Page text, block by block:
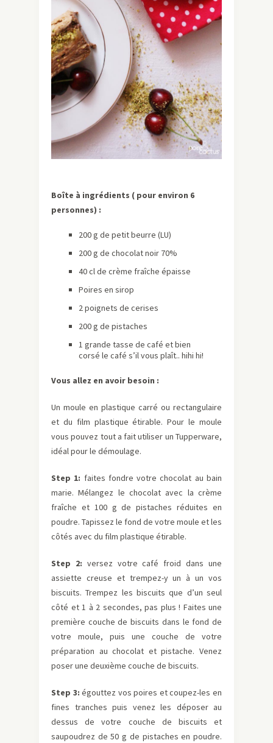
Boîte à ingrédients ( pour environ 6
personnes) :
200 g de petit beurre (LU)
200 g de chocolat noir 70%
40 cl de crème fraîche épaisse
Poires en sirop
2 poignets de cerises
200 g de pistaches
1 grande tasse de café et bien
corsé le café s’il vous plaît.. hihi hi!
Vous allez en avoir besoin :
Un moule en plastique carré ou rectangulaire
et du film plastique étirable. Pour le moule
vous pouvez tout a fait utiliser un Tupperware,
idéal pour le démoulage.
Step 1: faites fondre votre chocolat au bain
marie. Mélangez le chocolat avec la crème
fraîche et 100 g de pistaches réduites en
poudre. Tapissez le fond de votre moule et les
côtés avec du film plastique étirable.
Step 2: versez votre café froid dans une
assiette creuse et trempez-y un à un vos
biscuits. Trempez les biscuits que d’un seul
côté et 1 à 2 secondes, pas plus ! Faites une
première couche de biscuits dans le fond de
votre moule, puis une couche de votre
préparation au chocolat et pistache. Venez
poser une deuxième couche de biscuits.
Step 3: égouttez vos poires et coupez-les en
fines tranches puis venez les déposer au
dessus de votre couche de biscuits et
saupoudrez de 50 g de pistaches en poudre.